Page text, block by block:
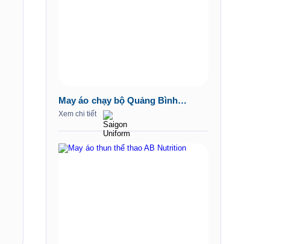
May áo chạy bộ Quảng Bình
Discovery Marathon 2024
Xem chi tiết